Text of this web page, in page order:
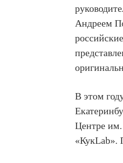
Андреем
В этом
Центре им.
«КукLab».